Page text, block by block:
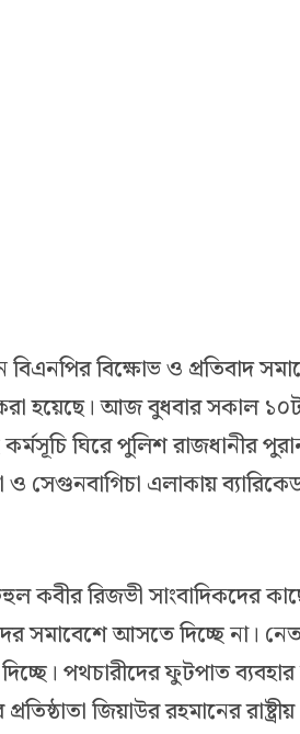
বিএনপির বিক্ষোভ ও প্রতিবাদ
হয়েছে। আজ বুধবার সকাল
ঘিরে পুলিশ রাজধানীর
এলাকায়
কবীর রিজভী সাংবাদিকদের
সমাবেশে আসতে দিচ্ছে না।
পথচারীদের ফুটপাত
জিয়াউর রহমানের